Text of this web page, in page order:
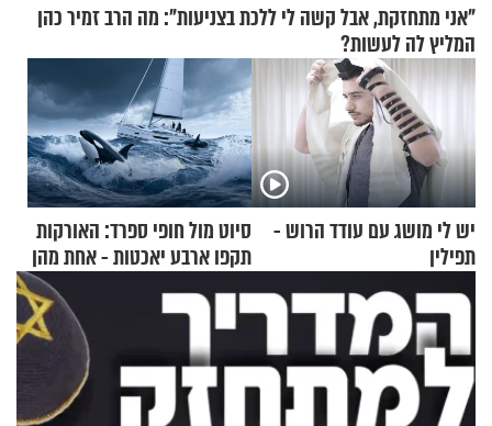
"אני מתחזקת, אבל קשה לי ללכת בצניעות": מה הרב זמיר כהן
המליץ לה לעשות?
יש לי מושג עם עודד הרוש -
תפילין
סיוט מול חופי ספרד: האורקות
תקפו ארבע יאכטות - אחת מהן
טבעה